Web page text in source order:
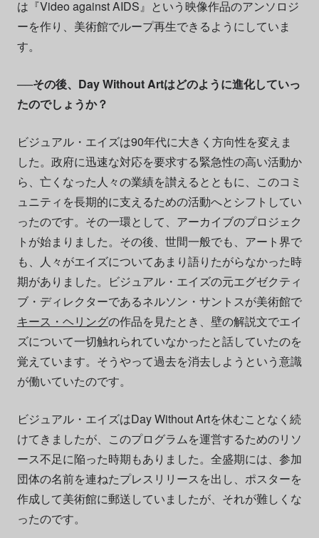
は『Video against AIDS』という映像作品のアンソロジ
ーを作り、美術館でループ再生できるようにしていま
す。
──その後、Day Without Artはどのように進化していっ
たのでしょうか？
ビジュアル・エイズは90年代に大きく方向性を変えま
した。政府に迅速な対応を要求する緊急性の高い活動か
ら、亡くなった人々の業績を讃えるとともに、このコミ
ュニティを長期的に支えるための活動へとシフトしてい
ったのです。その一環として、アーカイブのプロジェク
トが始まりました。その後、世間一般でも、アート界で
も、人々がエイズについてあまり語りたがらなかった時
期がありました。ビジュアル・エイズの元エグゼクティ
ブ・ディレクターであるネルソン・サントスが美術館で
キース・ヘリングの作品を見たとき、壁の解説文でエイ
ズについて一切触れられていなかったと話していたのを
覚えています。そうやって過去を消去しようという意識
が働いていたのです。
ビジュアル・エイズはDay Without Artを休むことなく続
けてきましたが、このプログラムを運営するためのリソ
ース不足に陥った時期もありました。全盛期には、参加
団体の名前を連ねたプレスリリースを出し、ポスターを
作成して美術館に郵送していましたが、それが難しくな
ったのです。